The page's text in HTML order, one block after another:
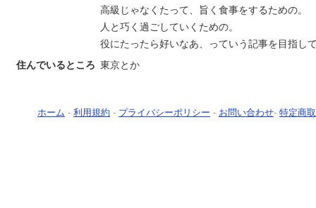
高級じゃなくたって、旨く食事をするための。
人と巧く過ごしていくための。
役にたったら好いなあ、っていう記事を目指し
住んでいるところ 東京とか
ホーム - 利用規約 - プライバシーポリシー - お問い合わせ- 特定商